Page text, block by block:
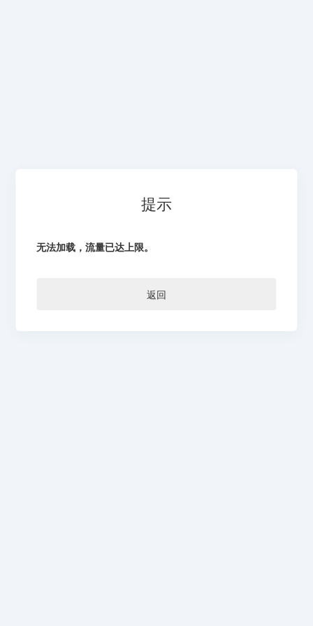
提示
无法加载，流量已达上限。
返回